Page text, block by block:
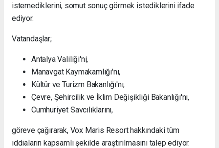
istemediklerini, somut sonuç görmek istediklerini ifade
ediyor.
Vatandaşlar;
Antalya Valiliği'ni,
Manavgat Kaymakamlığı'nı,
Kültür ve Turizm Bakanlığı'nı,
Çevre, Şehircilik ve İklim Değişikliği Bakanlığı'nı,
Cumhuriyet Savcılıklarını,
göreve çağırarak, Vox Maris Resort hakkındaki tüm
iddiaların kapsamlı şekilde araştırılmasını talep ediyor.